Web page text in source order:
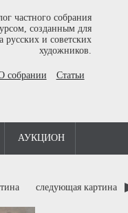
частного собрания
созданным для
русских и советских
художников.
собрании Статьи
АУКЦИОН
следующая картина